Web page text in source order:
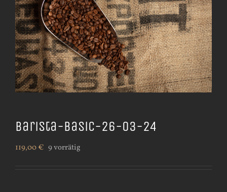
Barista-Basic-26-03-24
119,00€ 9 vorrätig